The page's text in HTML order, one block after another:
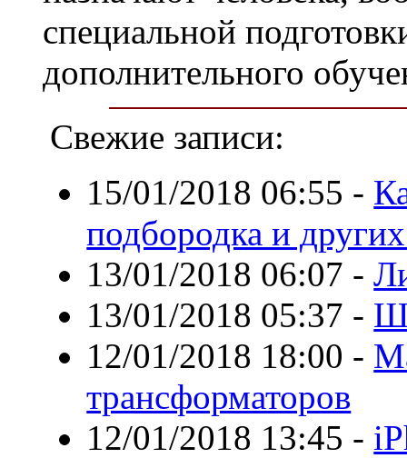
специальной
дополнительного
Свежие записи:
15/01/2018 06:55 -
подбородка и
13/01/2018 06:07 -
13/01/2018 05:37 -
12/01/2018 18:00 -
трансформаторов
12/01/2018 13:45 -